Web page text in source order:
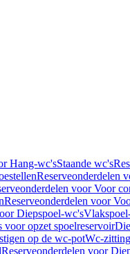
Hang-wc'sStaande wc's
Reserveonderdelen
voor Voor
Reserveonderdelen voor
Diepspoel-wc's
voor opzet spoelreservoir
op de wc-potWc-
Reserveonderdelen voor